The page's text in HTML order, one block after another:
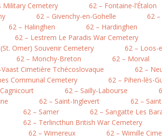
Military Cemetery
62 – Fontaine-l’Étalon
62 – Givenchy-en-Gohelle 62
62 – Halinghen 62 – Hardinghen
62 – Lestrem Le Paradis War Cemetery
Omer) Souvenir Cemetery
62 – Loos-
62 – Monchy-Breton 62 – Morval
Cimetière Tchécoslovaque
62 –
Communal Cemetery
62 – Pihen-lès-
62 – Sailly-Labourse
62 – Saint-Inglevert 62 –
62 – Samer 62 – Sangatte Les
62 – Terlincthun British War Cemetery
62 – Wimereux 62 – Wimille